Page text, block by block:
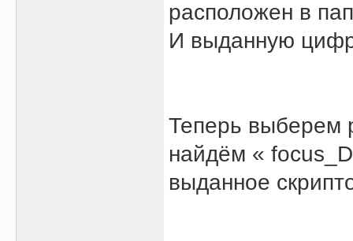
расположен в
И выданную
Теперь выберем
найдём «
выданное